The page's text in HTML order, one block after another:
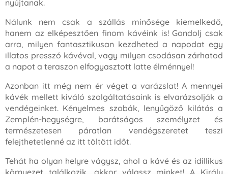
nyújtanak.
Nálunk nem csak a szállás minősége kiemelkedő,
hanem az elképesztően finom kávéink is! Gondolj csak
arra, milyen fantasztikusan kezdheted a napodat egy
illatos presszó kávéval, vagy milyen csodásan zárhatod
a napot a teraszon elfogyasztott latte élménnyel!
Azonban itt még nem ér véget a varázslat! A mennyei
kávék mellett kiváló szolgáltatásaink is elvarázsolják a
vendégeinket. Kényelmes szobák, lenyűgöző kilátás a
Zemplén-hegységre, barátságos személyzet és
természetesen páratlan vendégszeretet teszi
felejthetetlenné az itt töltött időt.
Tehát ha olyan helyre vágysz, ahol a kávé és az idillikus
környezet találkozik, akkor válassz minket! A Király